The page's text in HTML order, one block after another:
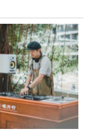
特色。勾起小時候的